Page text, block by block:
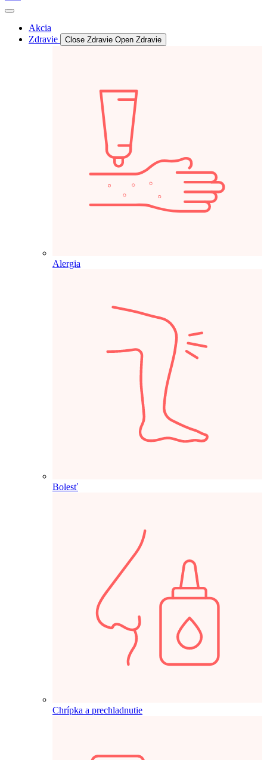
Akcia
Zdravie
Close Zdravie Open Zdravie
Alergia
Bolesť
Chrípka a prechladnutie